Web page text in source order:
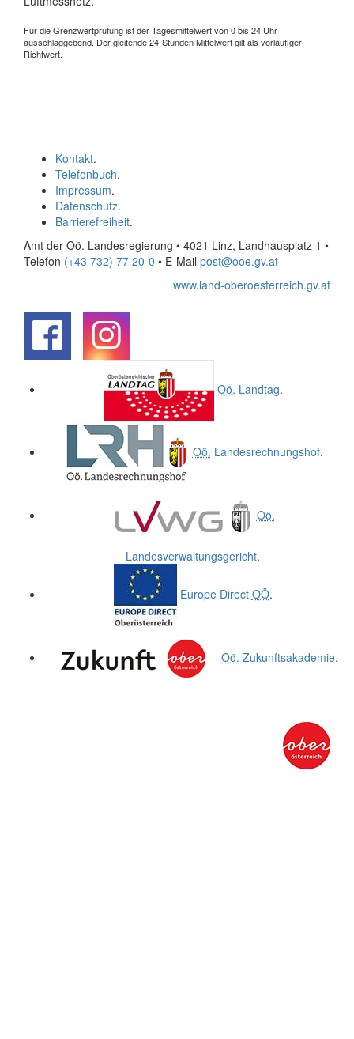
Für die Grenzwertprüfung ist der Tagesmittelwert von 0 bis 24 Uhr
ausschlaggebend. Der gleitende 24-Stunden Mittelwert gilt als vorläufiger
Richtwert.
Kontakt.
Telefonbuch.
Impressum.
Datenschutz.
Barrierefreiheit.
Amt der Oö. Landesregierung • 4021 Linz, Landhausplatz 1 •
Telefon (+43 732) 77 20-0 • E-Mail post@ooe.gv.at
www.land-oberoesterreich.gv.at
Oö. Landtag.
Oö. Landesrechnungshof.
Oö.
Landesverwaltungsgericht.
Europe Direct OÖ.
Oö. Zukunftsakademie.